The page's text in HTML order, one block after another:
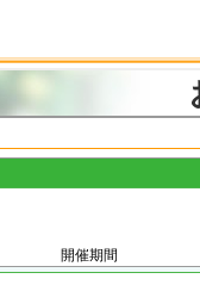
開催期間